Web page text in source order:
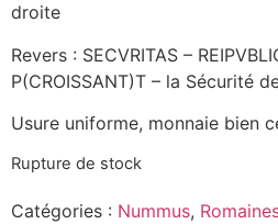
droite
Revers : SECVRITAS –
P(CROISSANT)T – la Sécurité
Usure uniforme, monnaie bien
Rupture de stock
Catégories : Nummus,